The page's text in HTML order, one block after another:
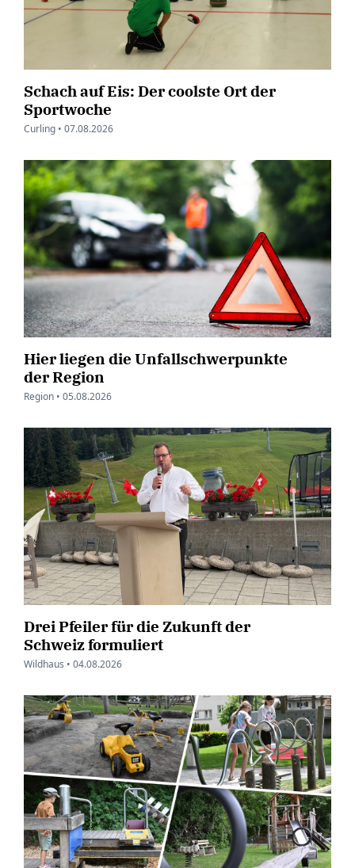
Schach auf Eis: Der coolste Ort der
Sportwoche
Curling • 07.08.2026
Hier liegen die Unfallschwerpunkte
der Region
Region • 05.08.2026
Drei Pfeiler für die Zukunft der
Schweiz formuliert
Wildhaus • 04.08.2026